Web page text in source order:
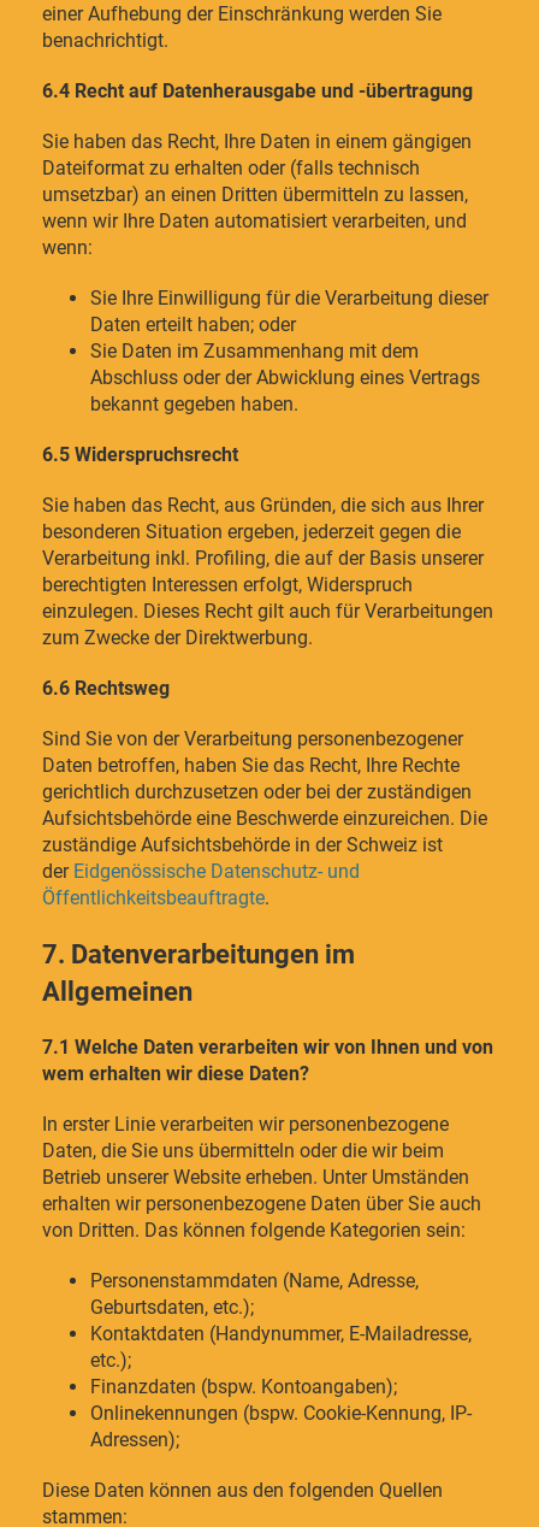
einer Aufhebung der Einschränkung werden Sie
benachrichtigt.
6.4 Recht auf Datenherausgabe und -übertragung
Sie haben das Recht, Ihre Daten in einem gängigen
Dateiformat zu erhalten oder (falls technisch
umsetzbar) an einen Dritten übermitteln zu lassen,
wenn wir Ihre Daten automatisiert verarbeiten, und
wenn:
Sie Ihre Einwilligung für die Verarbeitung dieser
Daten erteilt haben; oder
Sie Daten im Zusammenhang mit dem
Abschluss oder der Abwicklung eines Vertrags
bekannt gegeben haben.
6.5 Widerspruchsrecht
Sie haben das Recht, aus Gründen, die sich aus Ihrer
besonderen Situation ergeben, jederzeit gegen die
Verarbeitung inkl. Profiling, die auf der Basis unserer
berechtigten Interessen erfolgt, Widerspruch
einzulegen. Dieses Recht gilt auch für Verarbeitungen
zum Zwecke der Direktwerbung.
6.6 Rechtsweg
Sind Sie von der Verarbeitung personenbezogener
Daten betroffen, haben Sie das Recht, Ihre Rechte
gerichtlich durchzusetzen oder bei der zuständigen
Aufsichtsbehörde eine Beschwerde einzureichen. Die
zuständige Aufsichtsbehörde in der Schweiz ist
der Eidgenössische Datenschutz- und
Öffentlichkeitsbeauftragte.
7. Datenverarbeitungen im
Allgemeinen
7.1 Welche Daten verarbeiten wir von Ihnen und von
wem erhalten wir diese Daten?
In erster Linie verarbeiten wir personenbezogene
Daten, die Sie uns übermitteln oder die wir beim
Betrieb unserer Website erheben. Unter Umständen
erhalten wir personenbezogene Daten über Sie auch
von Dritten. Das können folgende Kategorien sein:
Personenstammdaten (Name, Adresse,
Geburtsdaten, etc.);
Kontaktdaten (Handynummer, E-Mailadresse,
etc.);
Finanzdaten (bspw. Kontoangaben);
Onlinekennungen (bspw. Cookie-Kennung, IP-
Adressen);
Diese Daten können aus den folgenden Quellen
stammen: